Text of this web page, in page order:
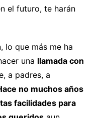
el futuro, te harán
lo que más me ha
una llamada con
a padres, a
no muchos años
facilidades para